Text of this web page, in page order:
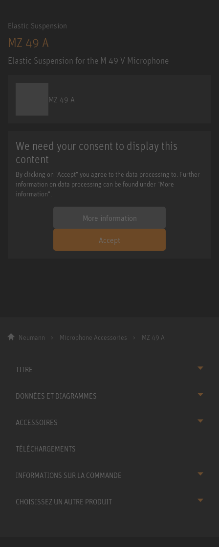
Elastic Suspension
MZ 49 A
Elastic Suspension for the M 49 V Microphone
MZ 49 A
We need your consent to display this
content
By clicking on "Accept" you agree to the data processing to. Further
information on data processing can be found under "More
information".
More information
Accept
Neumann Microphone Accessories MZ 49 A
TITRE
DONNÉES ET DIAGRAMMES
ACCESSOIRES
TÉLÉCHARGEMENTS
INFORMATIONS SUR LA COMMANDE
CHOISISSEZ UN AUTRE PRODUIT